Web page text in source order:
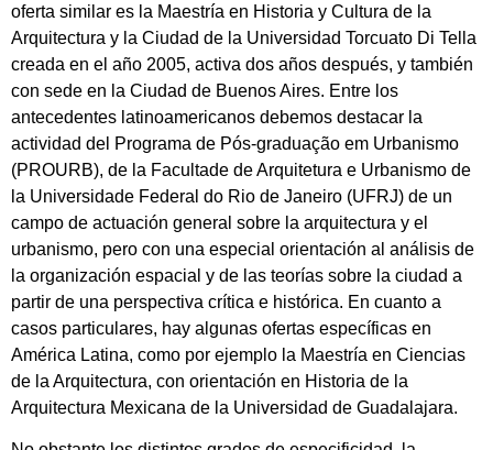
oferta similar es la Maestría en Historia y Cultura de la
Arquitectura y la Ciudad de la Universidad Torcuato Di Tella
creada en el año 2005, activa dos años después, y también
con sede en la Ciudad de Buenos Aires. Entre los
antecedentes latinoamericanos debemos destacar la
actividad del Programa de Pós-graduação em Urbanismo
(PROURB), de la Facultade de Arquitetura e Urbanismo de
la Universidade Federal do Rio de Janeiro (UFRJ) de un
campo de actuación general sobre la arquitectura y el
urbanismo, pero con una especial orientación al análisis de
la organización espacial y de las teorías sobre la ciudad a
partir de una perspectiva crítica e histórica. En cuanto a
casos particulares, hay algunas ofertas específicas en
América Latina, como por ejemplo la Maestría en Ciencias
de la Arquitectura, con orientación en Historia de la
Arquitectura Mexicana de la Universidad de Guadalajara.